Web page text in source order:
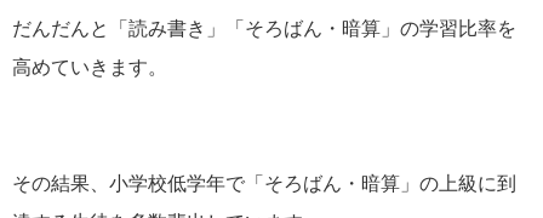
だんだんと「読み書き」「そろばん・暗算」の学習比率を
高めていきます。
その結果、小学校低学年で「そろばん・暗算」の上級に到